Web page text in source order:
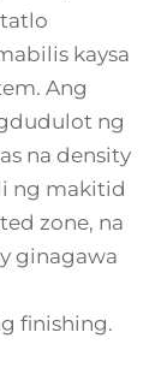
kaysa
Ang
ng
na density
ng makitid
zone, na
ginagawa
finishing.